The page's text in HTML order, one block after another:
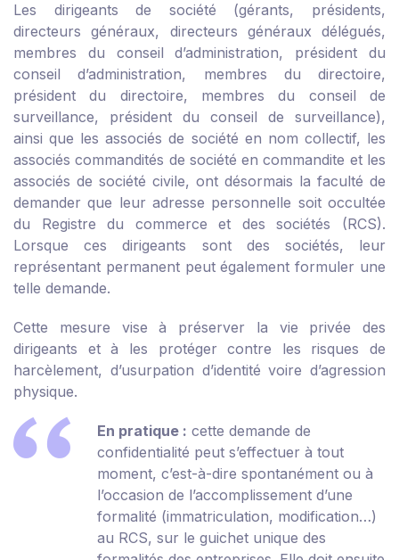
Les dirigeants de société (gérants, présidents,
directeurs généraux, directeurs généraux délégués,
membres du conseil d’administration, président du
conseil d’administration, membres du directoire,
président du directoire, membres du conseil de
surveillance, président du conseil de surveillance),
ainsi que les associés de société en nom collectif, les
associés commandités de société en commandite et les
associés de société civile, ont désormais la faculté de
demander que leur adresse personnelle soit occultée
du Registre du commerce et des sociétés (RCS).
Lorsque ces dirigeants sont des sociétés, leur
représentant permanent peut également formuler une
telle demande.
Cette mesure vise à préserver la vie privée des
dirigeants et à les protéger contre les risques de
harcèlement, d’usurpation d’identité voire d’agression
physique.
En pratique : cette demande de
confidentialité peut s’effectuer à tout
moment, c’est-à-dire spontanément ou à
l’occasion de l’accomplissement d’une
formalité (immatriculation, modification…)
au RCS, sur le guichet unique des